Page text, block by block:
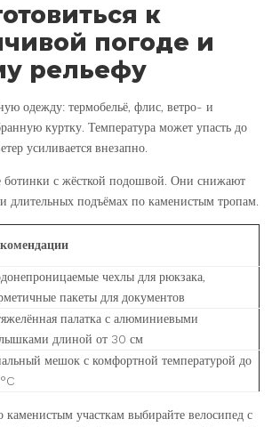
к
погоде и
рельефу
одежду: термобельё, флис, ветро- и
куртку. Температура может упасть до
усиливается внезапно.
ботинки с жёсткой подошвой. Они снижают
длительных подъёмах по каменистым тропам.
чехлы для рюкзака,
пакеты для документов
палатка с алюминиевыми
длиной от 30 см
мешок с комфортной температурой до
участкам выбирайте велосипед с